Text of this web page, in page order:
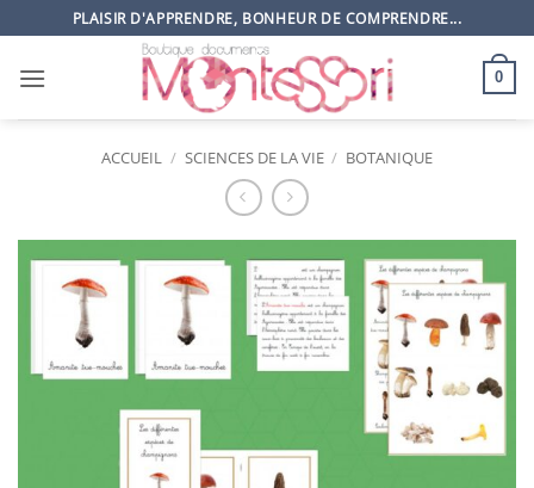
au
contenu
PLAISIR D'APPRENDRE, BONHEUR DE COMPRENDRE...
0
ACCUEIL / SCIENCES DE LA VIE / BOTANIQUE